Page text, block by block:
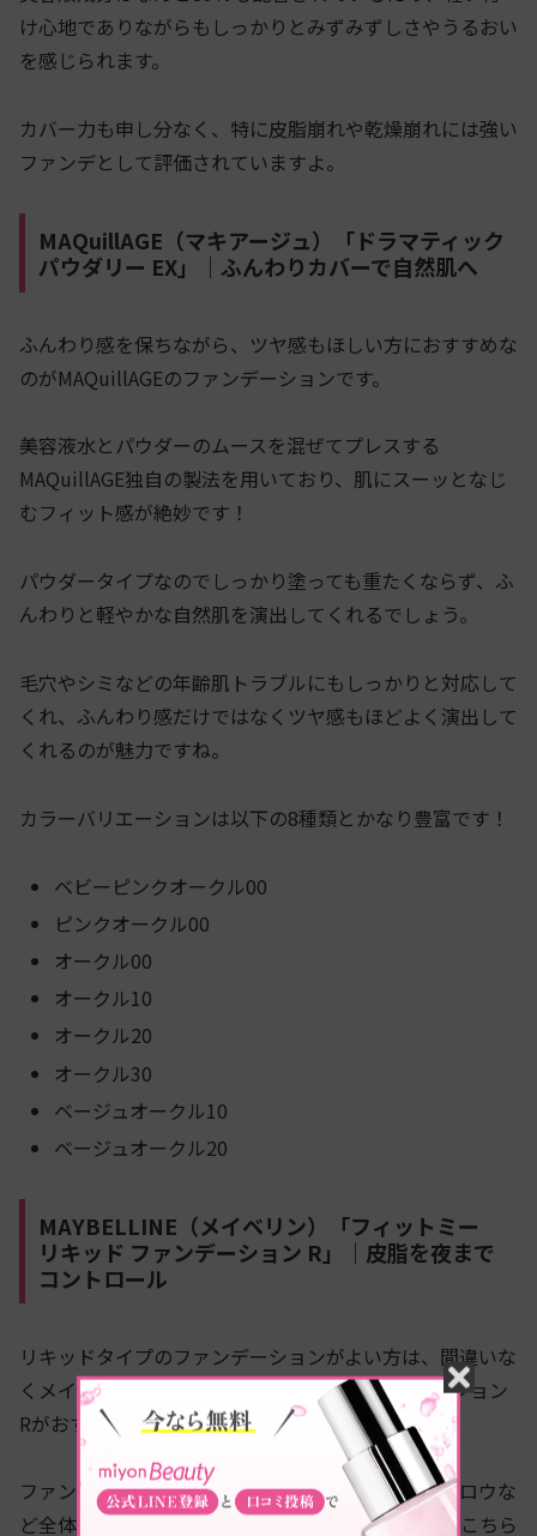
け心地でありながらもしっかりとみずみずしさやうるおい
を感じられます。
カバー力も申し分なく、特に皮脂崩れや乾燥崩れには強い
ファンデとして評価されていますよ。
MAQuillAGE（マキアージュ）「ドラマティック
パウダリー EX」｜ふんわりカバーで自然肌へ
ふんわり感を保ちながら、ツヤ感もほしい方におすすめな
のがMAQuillAGEのファンデーションです。
美容液水とパウダーのムースを混ぜてプレスする
MAQuillAGE独自の製法を用いており、肌にスーッとなじ
むフィット感が絶妙です！
パウダータイプなのでしっかり塗っても重たくならず、ふ
んわりと軽やかな自然肌を演出してくれるでしょう。
毛穴やシミなどの年齢肌トラブルにもしっかりと対応して
くれ、ふんわり感だけではなくツヤ感もほどよく演出して
くれるのが魅力ですね。
カラーバリエーションは以下の8種類とかなり豊富です！
ベビーピンクオークル00
ピンクオークル00
オークル00
オークル10
オークル20
オークル30
ベージュオークル10
ベージュオークル20
MAYBELLINE（メイベリン）「フィットミー
リキッド ファンデーション R」｜皮脂を夜まで
コントロール
リキッドタイプのファンデーションがよい方は、間違いな
くメイベリンのフィットミー リキッド ファンデーション
Rがおすすめです。
ファンデーションだけではなく、マスカラやアイブロウな
ど全体的に「メイク崩れしにくい」と評判ですが、こちら